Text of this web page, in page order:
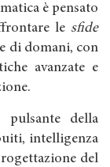
è pensato
le sfide
di domani, con
avanzate e
pulsante della
intelligenza
del